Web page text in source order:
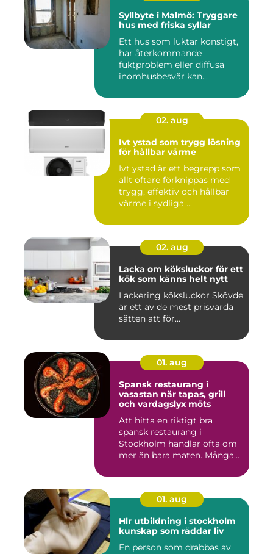
Syllbyte i Malmö: Tryggare
hus med friska syllar
Ett hus som luktar konstigt,
har återkommande
fuktproblem eller diffusa
inomhusbesvär kan...
02. aug
Ivt ystad som trygg lösning
för hållbar värme
Ivt ystad är ett begrepp som
allt oftare förknippas med
trygg, effektiv och hållbar
värme i sydliga ...
02. aug
Lacka om köksluckor för ett
kök som känns helt nytt
Lackering köksluckor Skövde
är ett av de mest prisvärda
sätten att för...
01. aug
Spansk restaurang i
vasastan när tapas, grill
och vardagslyx möts
Att hitta en riktigt bra
spansk restaurang i
Stockholm handlar ofta om
mer än bara maten. Många
01. aug
Hlr utbildning i stockholm
kunskap som räddar liv
En person som drabbas av